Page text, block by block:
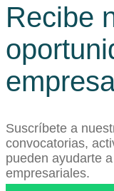
Recibe
Suscríbete a
convocatorias,
pueden ayudarte
empresariales.